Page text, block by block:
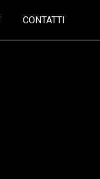
CONTATTI